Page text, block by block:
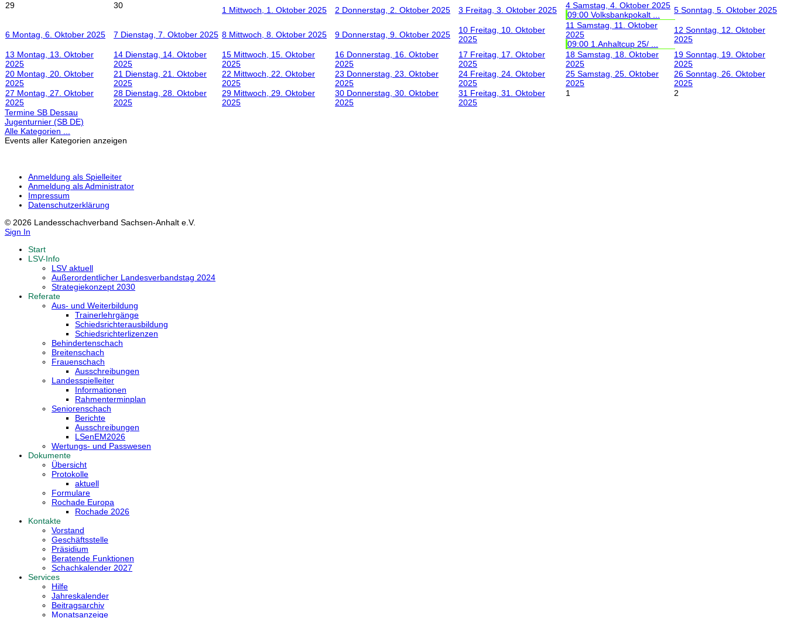
29
30 1 Mittwoch, 1. Oktober 2025 2 Donnerstag, 2. Oktober 2025 3 Freitag, 3. Oktober 2025 4 Samstag, 4. Oktober 2025
09:00 Volksbankpokalt ...
5 Sonntag, 5. Oktober 2025
6 Montag, 6. Oktober 2025 7 Dienstag, 7. Oktober 2025 8 Mittwoch, 8. Oktober 2025 9 Donnerstag, 9. Oktober 2025 10 Freitag, 10. Oktober
2025
11 Samstag, 11. Oktober
2025
09:00 1.Anhaltcup 25/ ...
12 Sonntag, 12. Oktober
2025
13 Montag, 13. Oktober
2025
14 Dienstag, 14. Oktober
2025
15 Mittwoch, 15. Oktober
2025
16 Donnerstag, 16. Oktober
2025
17 Freitag, 17. Oktober
2025
18 Samstag, 18. Oktober
2025
19 Sonntag, 19. Oktober
2025
20 Montag, 20. Oktober
2025
21 Dienstag, 21. Oktober
2025
22 Mittwoch, 22. Oktober
2025
23 Donnerstag, 23. Oktober
2025
24 Freitag, 24. Oktober
2025
25 Samstag, 25. Oktober
2025
26 Sonntag, 26. Oktober
2025
27 Montag, 27. Oktober
2025
28 Dienstag, 28. Oktober
2025
29 Mittwoch, 29. Oktober
2025
30 Donnerstag, 30. Oktober
2025
31 Freitag, 31. Oktober
2025
1 2
Termine SB Dessau
Jugenturnier (SB DE)
Alle Kategorien ...
Events aller Kategorien anzeigen
Anmeldung als Spielleiter
Anmeldung als Administrator
Impressum
Datenschutzerklärung
© 2026 Landesschachverband Sachsen-Anhalt e.V.
Sign In
Start
LSV-Info
LSV aktuell
Außerordentlicher Landesverbandstag 2024
Strategiekonzept 2030
Referate
Aus- und Weiterbildung
Trainerlehrgänge
Schiedsrichterausbildung
Schiedsrichterlizenzen
Behindertenschach
Breitenschach
Frauenschach
Ausschreibungen
Landesspielleiter
Informationen
Rahmenterminplan
Seniorenschach
Berichte
Ausschreibungen
LSenEM2026
Wertungs- und Passwesen
Dokumente
Übersicht
Protokolle
aktuell
Formulare
Rochade Europa
Rochade 2026
Kontakte
Vorstand
Geschäftsstelle
Präsidium
Beratende Funktionen
Schachkalender 2027
Services
Hilfe
Jahreskalender
Beitragsarchiv
Monatsanzeige